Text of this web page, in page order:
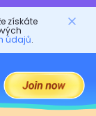
získáte
údajů.